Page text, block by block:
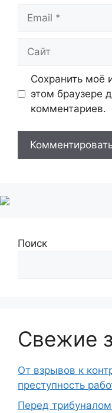
Сохранить моё
этом браузере
комментариев.
Поиск
Свежие
От взрывов к
преступность
Перед